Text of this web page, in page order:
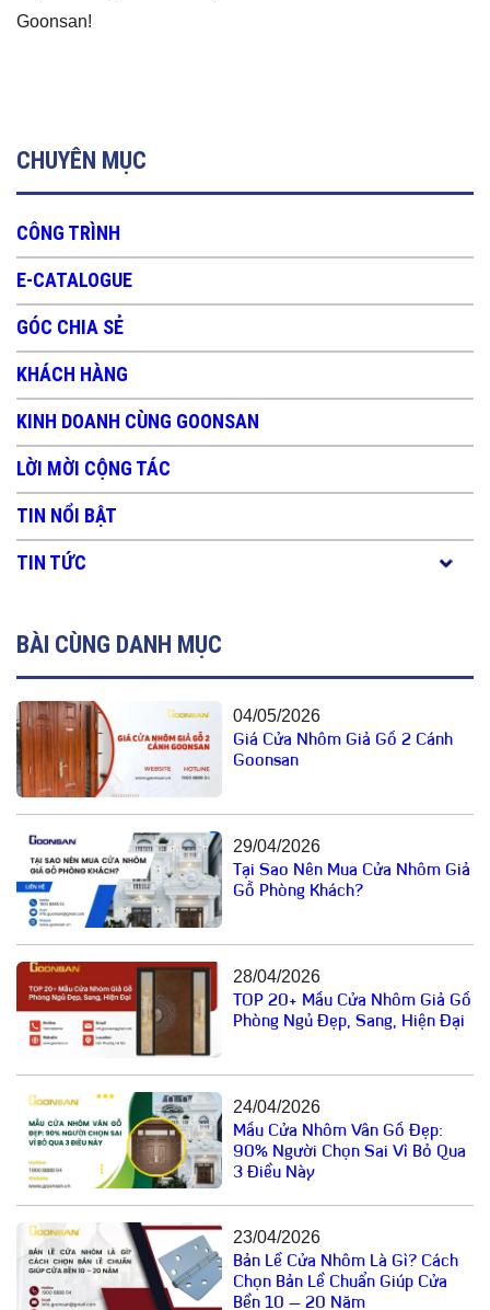
CHUYÊN MỤC
CÔNG TRÌNH
E-CATALOGUE
GÓC CHIA SẺ
KHÁCH HÀNG
KINH DOANH CÙNG GOONSAN
LỜI MỜI CỘNG TÁC
TIN NỔI BẬT
TIN TỨC
BÀI CÙNG DANH MỤC
04/05/2026
Giá Cửa Nhôm Giả Gỗ 2 Cánh
Goonsan
29/04/2026
Tại Sao Nên Mua Cửa Nhôm Giả
Gỗ Phòng Khách?
28/04/2026
TOP 20+ Mẫu Cửa Nhôm Giả Gỗ
Phòng Ngủ Đẹp, Sang, Hiện Đại
24/04/2026
Mẫu Cửa Nhôm Vân Gỗ Đẹp:
90% Người Chọn Sai Vì Bỏ Qua
3 Điều Này
23/04/2026
Bản Lề Cửa Nhôm Là Gì? Cách
Chọn Bản Lề Chuẩn Giúp Cửa
Bền 10 – 20 Năm
Goonsan!